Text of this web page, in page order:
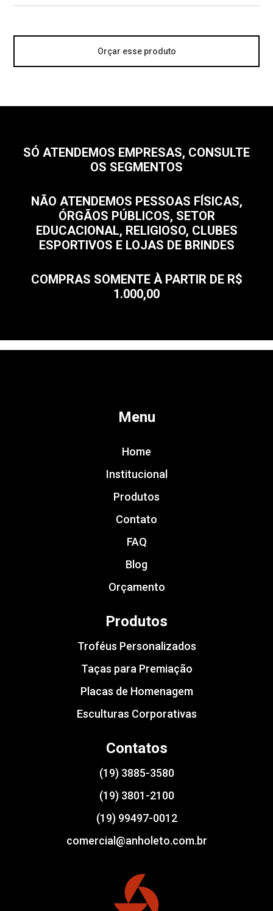
Orçar esse produto
SÓ ATENDEMOS EMPRESAS, CONSULTE
OS SEGMENTOS
NÃO ATENDEMOS PESSOAS FÍSICAS,
ÓRGÃOS PÚBLICOS, SETOR
EDUCACIONAL, RELIGIOSO, CLUBES
ESPORTIVOS E LOJAS DE BRINDES
COMPRAS SOMENTE À PARTIR DE R$
1.000,00
Menu
Home
Institucional
Produtos
Contato
FAQ
Blog
Orçamento
Produtos
Troféus Personalizados
Taças para Premiação
Placas de Homenagem
Esculturas Corporativas
Contatos
(19) 3885-3580
(19) 3801-2100
(19) 99497-0012
comercial@anholeto.com.br